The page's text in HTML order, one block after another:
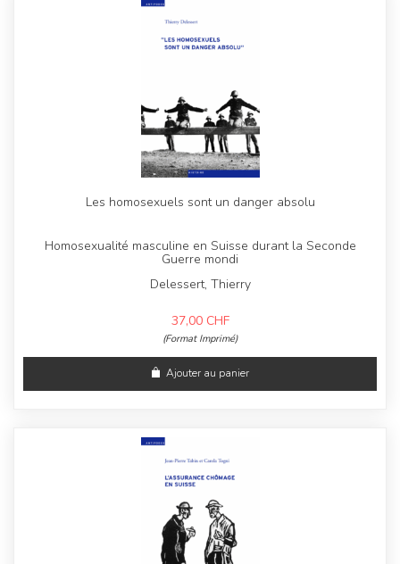
Les homosexuels sont un danger absolu
Homosexualité masculine en Suisse durant la Seconde
Guerre mondi
Delessert, Thierry
37,00 CHF
(Format Imprimé)
Ajouter au panier